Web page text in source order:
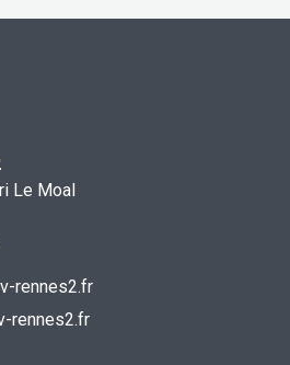
Le Moal
rennes2.fr
rennes2.fr